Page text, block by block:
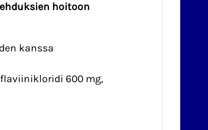
hoitoon
kanssa
600 mg,